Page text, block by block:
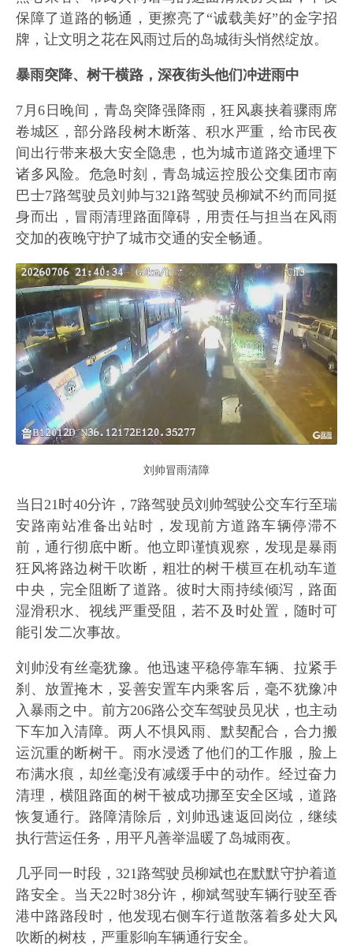
保障了道路的畅通，更擦亮了“诚载美好”的金字招
牌，让文明之花在风雨过后的岛城街头悄然绽放。
暴雨突降、树干横路，深夜街头他们冲进雨中
7月6日晚间，青岛突降强降雨，狂风裹挟着骤雨席
卷城区，部分路段树木断落、积水严重，给市民夜
间出行带来极大安全隐患，也为城市道路交通埋下
诸多风险。危急时刻，青岛城运控股公交集团市南
巴士7路驾驶员刘帅与321路驾驶员柳斌不约而同挺
身而出，冒雨清理路面障碍，用责任与担当在风雨
交加的夜晚守护了城市交通的安全畅通。
刘帅冒雨清障
当日21时40分许，7路驾驶员刘帅驾驶公交车行至瑞
安路南站准备出站时，发现前方道路车辆停滞不
前，通行彻底中断。他立即谨慎观察，发现是暴雨
狂风将路边树干吹断，粗壮的树干横亘在机动车道
中央，完全阻断了道路。彼时大雨持续倾泻，路面
湿滑积水、视线严重受阻，若不及时处置，随时可
能引发二次事故。
刘帅没有丝毫犹豫。他迅速平稳停靠车辆、拉紧手
刹、放置掩木，妥善安置车内乘客后，毫不犹豫冲
入暴雨之中。前方206路公交车驾驶员见状，也主动
下车加入清障。两人不惧风雨、默契配合，合力搬
运沉重的断树干。雨水浸透了他们的工作服，脸上
布满水痕，却丝毫没有减缓手中的动作。经过奋力
清理，横阻路面的树干被成功挪至安全区域，道路
恢复通行。路障清除后，刘帅迅速返回岗位，继续
执行营运任务，用平凡善举温暖了岛城雨夜。
几乎同一时段，321路驾驶员柳斌也在默默守护着道
路安全。当天22时38分许，柳斌驾驶车辆行驶至香
港中路路段时，他发现右侧车行道散落着多处大风
吹断的树枝，严重影响车辆通行安全。